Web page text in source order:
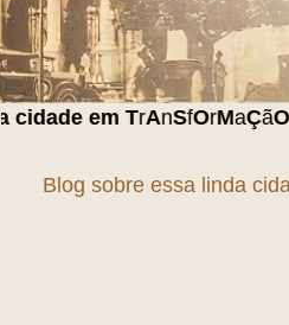
fOrMaÇã O!!!
Blog sobre essa linda